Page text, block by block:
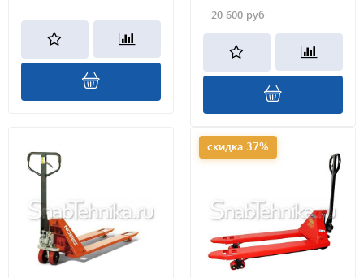
20 600 руб
скидка 37%